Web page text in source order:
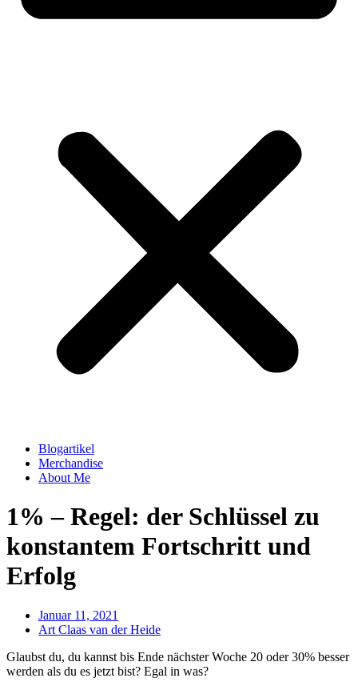
Blogartikel
Merchandise
About Me
1% – Regel: der Schlüssel zu
konstantem Fortschritt und
Erfolg
Januar 11, 2021
Art Claas van der Heide
Glaubst du, du kannst bis Ende nächster Woche 20 oder 30% besser
werden als du es jetzt bist? Egal in was?